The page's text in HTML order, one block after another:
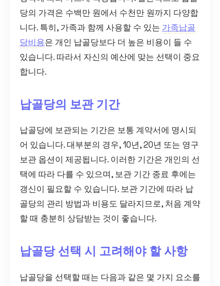
당의 가격은 수백만 원에서 수천만 원까지 다양합
니다. 특히, 가족과 함께 사용할 수 있는 가족납골
당비용은 개인 납골당보다 더 높은 비용이 들 수
있습니다. 따라서 자신의 예산에 맞는 선택이 중요
합니다.
납골당의 보관 기간
납골당에 보관되는 기간은 보통 계약서에 명시되
어 있습니다. 대부분의 경우, 10년, 20년 또는 영구
보관 옵션이 제공됩니다. 이러한 기간은 개인의 선
택에 따라 다를 수 있으며, 보관 기간 종료 후에는
갱신이 필요할 수 있습니다. 보관 기간에 따라 납
골당의 관리 방법과 비용도 달라지므로, 처음 계약
할 때 충분히 상담받는 것이 좋습니다.
납골당 선택 시 고려해야 할 사항
납골당을 선택할 때는 다음과 같은 몇 가지 요소를